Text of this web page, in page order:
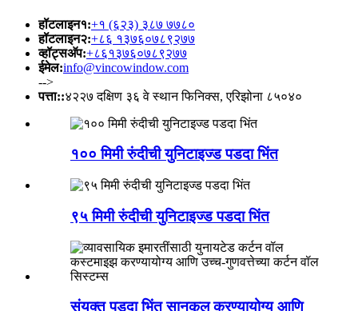
हॉटलाइन१:+१ (६२३) ३८७ ७७८०
हॉटलाइन२:+८६ १३७६०७८९२७७
व्हॉट्सअ‍ॅप:+८६१३७६०७८९२७७
ईमेल:info@vincowindow.com
-->
पत्ता::४२२७ दक्षिण ३६ वे स्थान फिनिक्स, एरिझोना ८५०४०
१०० मिमी रुंदीची युनिटाइज्ड पडदा भिंत
९५ मिमी रुंदीची युनिटाइज्ड पडदा भिंत
संयुक्त पडदा भिंत सानुकूल करण्यायोग्य आणि